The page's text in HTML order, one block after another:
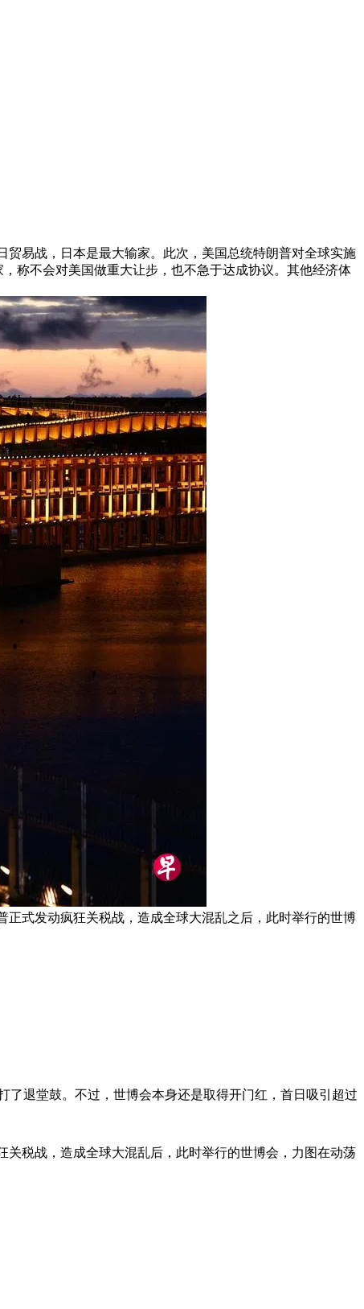
贸易战，日本是最大输家。此次，美国总统特朗普对全球实施
称不会对美国做重大让步，也不急于达成协议。其他经济体
式发动疯狂关税战，造成全球大混乱之后，此时举行的世博
退堂鼓。不过，世博会本身还是取得开门红，首日吸引超过
税战，造成全球大混乱后，此时举行的世博会，力图在动荡